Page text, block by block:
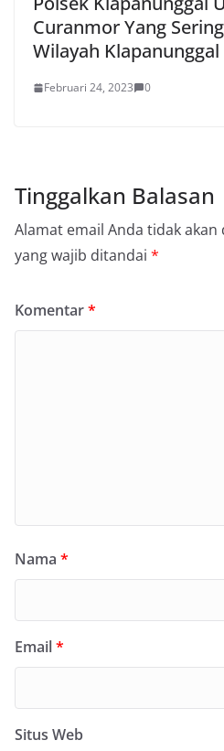
Curanmor Yang
Wilayah
Februari 24, 2023 0
Tinggalkan Balasan
Alamat email Anda tidak akan
yang wajib ditandai *
Komentar*
Nama *
Email*
Situs Web